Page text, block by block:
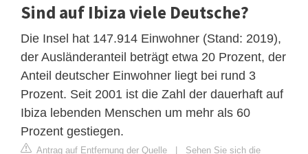
Sind auf Ibiza viele Deutsche?
Die Insel hat 147.914 Einwohner (Stand: 2019),
der Ausländeranteil beträgt etwa 20 Prozent, der
Anteil deutscher Einwohner liegt bei rund 3
Prozent. Seit 2001 ist die Zahl der dauerhaft auf
Ibiza lebenden Menschen um mehr als 60
Prozent gestiegen.
Antrag auf Entfernung der Quelle | Sehen Sie sich die